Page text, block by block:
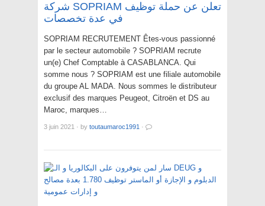
شركة SOPRIAM تعلن عن حملة توظيف
في عدة تخصصات
SOPRIAM RECRUTEMENT Êtes-vous passionné
par le secteur automobile ? SOPRIAM recrute
un(e) Chef Comptable à CASABLANCA. Qui
somme nous ? SOPRIAM est une filiale automobile
du groupe AL MADA. Nous sommes le distributeur
exclusif des marques Peugeot, Citroën et DS au
Maroc, marques…
3 juin 2021 · by toutaumaroc1991 ·